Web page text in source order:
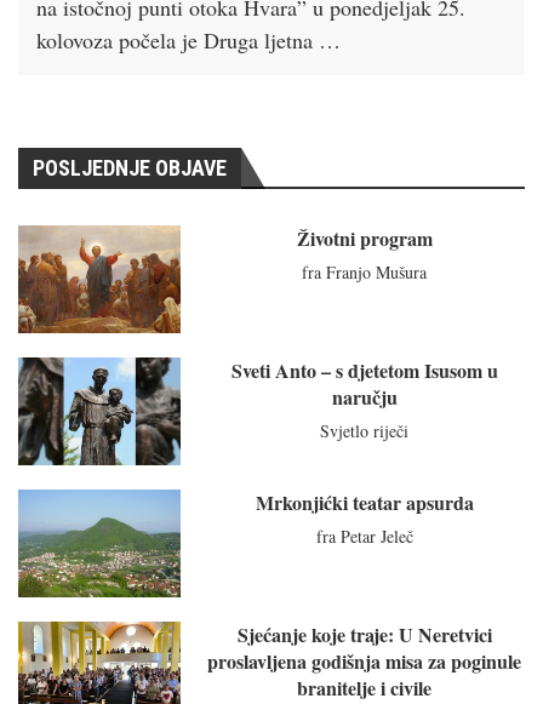
na istočnoj punti otoka Hvara” u ponedjeljak 25.
kolovoza počela je Druga ljetna …
POSLJEDNJE OBJAVE
Životni program
fra Franjo Mušura
Sveti Anto – s djetetom Isusom u
naručju
Svjetlo riječi
Mrkonjićki teatar apsurda
fra Petar Jeleč
Sjećanje koje traje: U Neretvici
proslavljena godišnja misa za poginule
branitelje i civile